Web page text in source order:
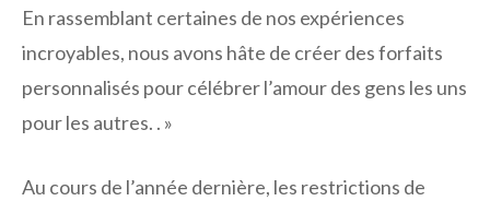
En rassemblant certaines de nos expériences
incroyables, nous avons hâte de créer des forfaits
personnalisés pour célébrer l’amour des gens les uns
pour les autres. . »
Au cours de l’année dernière, les restrictions de